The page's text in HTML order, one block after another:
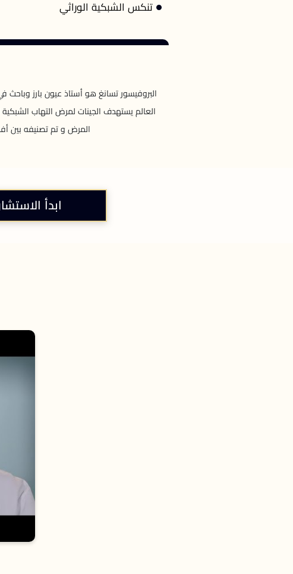
تنكس الشبكية الوراثي
البروفيسور تسانغ هو أستاذ عيون بارز
العالم يستهدف الجينات لمرض التهاب الشبكية
المرض و تم تصنيفه بين
ابدأ